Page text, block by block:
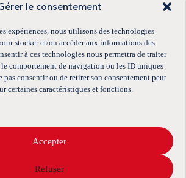
le consentement
expériences, nous utilisons des technologies
stocker et/ou accéder aux informations des
à ces technologies nous permettra de traiter
le comportement de navigation ou les ID uniques
pas consentir ou de retirer son consentement peut
certaines caractéristiques et fonctions.
Accepter
Refuser